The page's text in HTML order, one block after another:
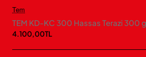
Tem
TEM KD-KC 300 Hassas Terazi 300
4.100,00TL